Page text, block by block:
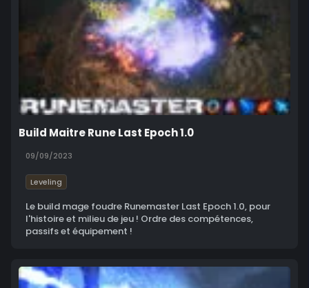
Build Maitre Rune Last Epoch 1.0
09/09/2023
Leveling
Le build mage foudre Runemaster Last Epoch 1.0, pour
l'histoire et milieu de jeu ! Ordre des compétences,
passifs et équipement !